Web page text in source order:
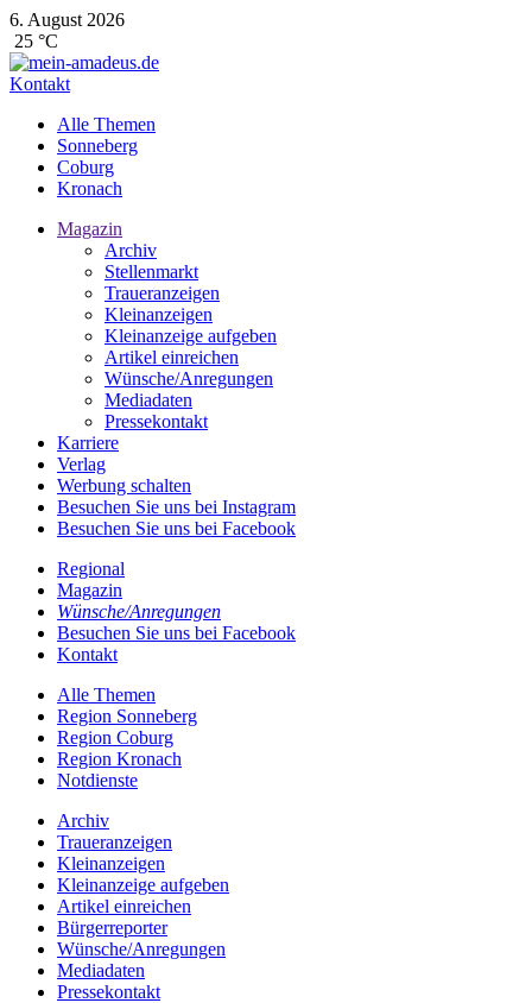
6. August 2026
25 °C
Kontakt
Alle Themen
Sonneberg
Coburg
Kronach
Magazin
Archiv
Stellenmarkt
Traueranzeigen
Kleinanzeigen
Kleinanzeige aufgeben
Artikel einreichen
Wünsche/Anregungen
Mediadaten
Pressekontakt
Karriere
Verlag
Werbung schalten
Besuchen Sie uns bei Instagram
Besuchen Sie uns bei Facebook
Regional
Magazin
Wünsche/Anregungen
Besuchen Sie uns bei Facebook
Kontakt
Alle Themen
Region Sonneberg
Region Coburg
Region Kronach
Notdienste
Archiv
Traueranzeigen
Kleinanzeigen
Kleinanzeige aufgeben
Artikel einreichen
Bürgerreporter
Wünsche/Anregungen
Mediadaten
Pressekontakt